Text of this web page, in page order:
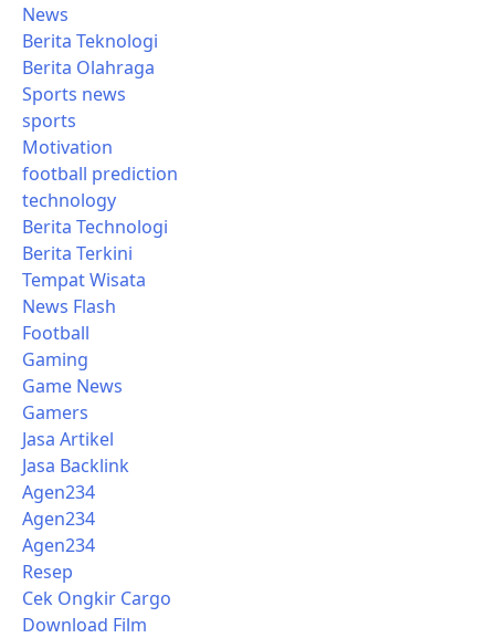
News
Berita Teknologi
Berita Olahraga
Sports news
sports
Motivation
football prediction
technology
Berita Technologi
Berita Terkini
Tempat Wisata
News Flash
Football
Gaming
Game News
Gamers
Jasa Artikel
Jasa Backlink
Agen234
Agen234
Agen234
Resep
Cek Ongkir Cargo
Download Film